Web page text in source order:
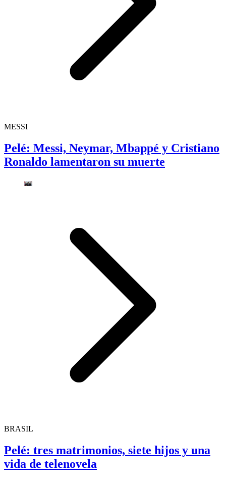
MESSI
Pelé: Messi, Neymar, Mbappé y Cristiano
Ronaldo lamentaron su muerte
BRASIL
Pelé: tres matrimonios, siete hijos y una
vida de telenovela